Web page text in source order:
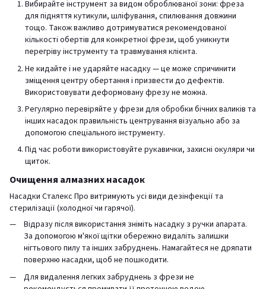
Вибирайте інструмент за видом оброблюваної зони: фреза
для підняття кутикули, шліфування, спилювання довжини
тощо. Також важливо дотримуватися рекомендованої
кількості обертів для конкретної фрези, щоб уникнути
перегріву інструменту та травмування клієнта.
Не кидайте і не ударяйте насадку — це може спричинити
зміщення центру обертання і призвести до дефектів.
Використовувати деформовану фрезу не можна.
Регулярно перевіряйте у фрези для обробки бічних валиків та
інших насадок правильність центрування візуально або за
допомогою спеціального інструменту.
Під час роботи використовуйте рукавички, захисні окуляри чи
щиток.
Очищення алмазних насадок
Насадки Сталекс Про витримують усі види дезінфекції та
стерилізації (холодної чи гарячої).
Відразу після використання зніміть насадку з ручки апарата.
За допомогою м'якої щітки обережно видаліть залишки
нігтьового пилу та інших забруднень. Намагайтеся не дряпати
поверхню насадки, щоб не пошкодити.
Для видалення легких забруднень з фрези не